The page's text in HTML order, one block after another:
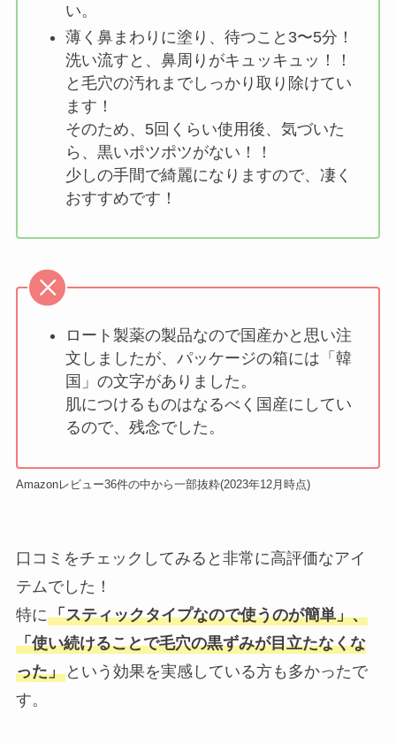
い。
薄く鼻まわりに塗り、待つこと3〜5分！
洗い流すと、鼻周りがキュッキュッ！！
と毛穴の汚れまでしっかり取り除けてい
ます！
そのため、5回くらい使用後、気づいた
ら、黒いポツポツがない！！
少しの手間で綺麗になりますので、凄く
おすすめです！
ロート製薬の製品なので国産かと思い注
文しましたが、パッケージの箱には「韓
国」の文字がありました。
肌につけるものはなるべく国産にしてい
るので、残念でした。
Amazonレビュー36件の中から一部抜粋(2023年12月時点)
口コミをチェックしてみると非常に高評価なアイ
テムでした！
特に「スティックタイプなので使うのが簡単」、
「使い続けることで毛穴の黒ずみが目立たなくな
った」という効果を実感している方も多かったで
す。